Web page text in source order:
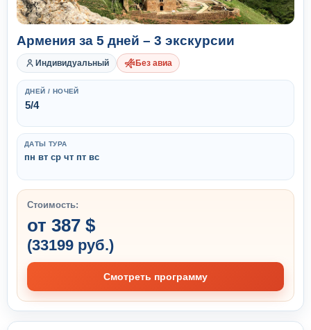
Армения за 5 дней – 3 экскурсии
Индивидуальный Без авиа
ДНЕЙ / НОЧЕЙ
5/4
ДАТЫ ТУРА
пн вт ср чт пт вс
Стоимость:
от 387 $
(33199 руб.)
Смотреть программу